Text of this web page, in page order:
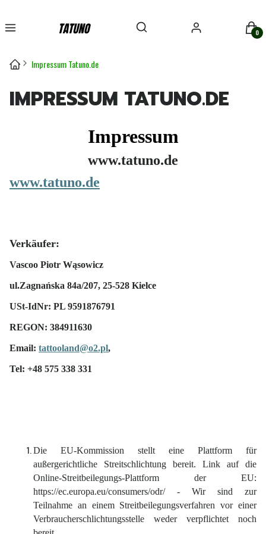
Menü Suchmaschine öffnen
Suchen Einloggen
Impressum Tatuno.de
IMPRESSUM TATUNO.DE
Impressum
www.tatuno.de
www.tatuno.de
Verkäufer:
Vascoo Piotr Wąsowicz
ul.Zagnańska 84a/207, 25-528 Kielce
USt-IdNr: PL 9591876791
REGON: 384911630
Email: tattooland@o2.pl,
Tel: +48 575 338 331
Die EU-Kommission stellt eine Plattform für
außergerichtliche Streitschlichtung bereit. Link auf die
Online-Streitbeilegungs-Plattform der EU:
https://ec.europa.eu/consumers/odr/ - Wir sind zur
Teilnahme an einem Streitbeilegungsverfahren vor einer
Verbraucherschlichtungsstelle weder verpflichtet noch